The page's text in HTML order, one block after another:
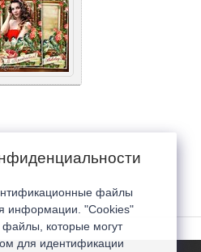
файлы
информации. "Cookies"
которые могут
для идентификации